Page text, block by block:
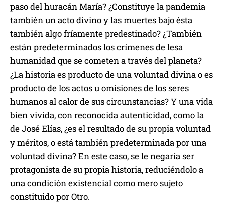
paso del huracán María? ¿Constituye la pandemia
también un acto divino y las muertes bajo ésta
también algo fríamente predestinado? ¿También
están predeterminados los crímenes de lesa
humanidad que se cometen a través del planeta?
¿La historia es producto de una voluntad divina o es
producto de los actos u omisiones de los seres
humanos al calor de sus circunstancias? Y una vida
bien vivida, con reconocida autenticidad, como la
de José Elías, ¿es el resultado de su propia voluntad
y méritos, o está también predeterminada por una
voluntad divina? En este caso, se le negaría ser
protagonista de su propia historia, reduciéndolo a
una condición existencial como mero sujeto
constituido por Otro.